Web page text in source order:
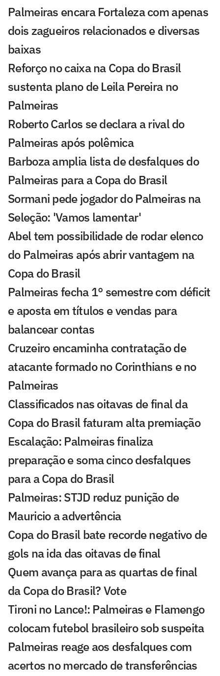
Palmeiras encara Fortaleza com apenas
dois zagueiros relacionados e diversas
baixas
Reforço no caixa na Copa do Brasil
sustenta plano de Leila Pereira no
Palmeiras
Roberto Carlos se declara a rival do
Palmeiras após polêmica
Barboza amplia lista de desfalques do
Palmeiras para a Copa do Brasil
Sormani pede jogador do Palmeiras na
Seleção: 'Vamos lamentar'
Abel tem possibilidade de rodar elenco
do Palmeiras após abrir vantagem na
Copa do Brasil
Palmeiras fecha 1° semestre com déficit
e aposta em títulos e vendas para
balancear contas
Cruzeiro encaminha contratação de
atacante formado no Corinthians e no
Palmeiras
Classificados nas oitavas de final da
Copa do Brasil faturam alta premiação
Escalação: Palmeiras finaliza
preparação e soma cinco desfalques
para a Copa do Brasil
Palmeiras: STJD reduz punição de
Mauricio a advertência
Copa do Brasil bate recorde negativo de
gols na ida das oitavas de final
Quem avança para as quartas de final
da Copa do Brasil? Vote
Tironi no Lance!: Palmeiras e Flamengo
colocam futebol brasileiro sob suspeita
Palmeiras reage aos desfalques com
acertos no mercado de transferências